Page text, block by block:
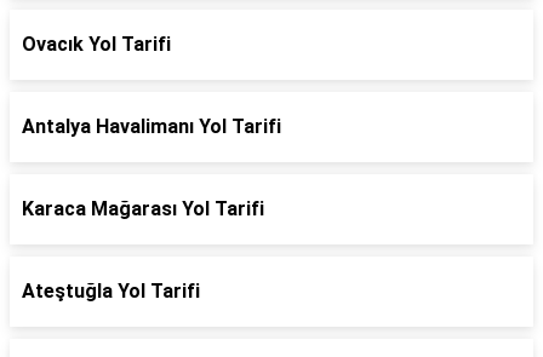
Ovacık Yol Tarifi
Antalya Havalimanı Yol Tarifi
Karaca Mağarası Yol Tarifi
Ateştuğla Yol Tarifi